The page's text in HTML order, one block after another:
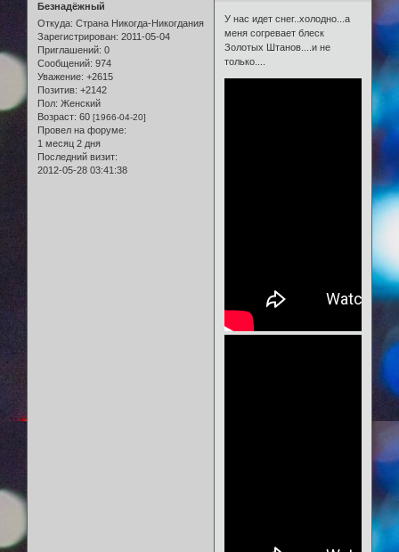
Безнадёжный
Откуда: Страна Никогда-Никогдания
Зарегистрирован: 2011-05-04
Приглашений: 0
Сообщений: 974
Уважение: +2615
Позитив: +2142
Пол: Женский
Возраст: 60 [1966-04-20]
Провел на форуме:
1 месяц 2 дня
Последний визит:
2012-05-28 03:41:38
У нас идет снег..холодно...а
меня согревает блеск
Золотых Штанов....и не
только....